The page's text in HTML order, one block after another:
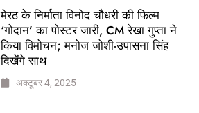
मेरठ के निर्माता विनोद चौधरी की फिल्म
‘गोदान’ का पोस्टर जारी, CM रेखा गुप्ता ने
किया विमोचन; मनोज जोशी-उपासना सिंह
दिखेंगे साथ
अक्टूबर 4, 2025